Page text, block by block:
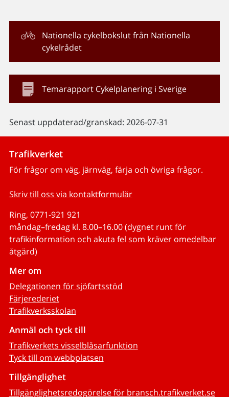
Nationella cykelbokslut från Nationella
cykelrådet
Temarapport Cykelplanering i Sverige
Senast uppdaterad/granskad: 2026-07-31
Trafikverket
För frågor om väg, järnväg, färja och övriga frågor.
Skriv till oss via kontaktformulär
Ring, 0771-921 921
måndag–fredag kl. 8.00–16.00 (dygnet runt för
trafikinformation och akuta fel som kräver omedelbar
åtgärd)
Mer om
Delegationen för sjöfartsstöd
Färjerederiet
Trafikverksskolan
Anmäl och tyck till
Trafikverkets visselblåsarfunktion
Tyck till om webbplatsen
Tillgänglighet
Tillgänglighetsredogörelse för bransch.trafikverket.se